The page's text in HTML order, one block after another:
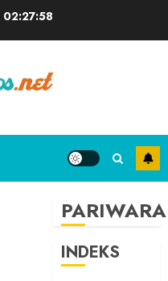
02:27:58
PARIWARA
INDEKS